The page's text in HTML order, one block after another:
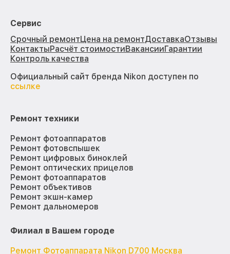
Сервис
Срочный ремонтЦена на ремонтДоставкаОтзывы
КонтактыРасчёт стоимостиВакансииГарантии
Контроль качества
Официальный сайт бренда Nikon доступен по
ссылке
Ремонт техники
Ремонт фотоаппаратов
Ремонт фотовспышек
Ремонт цифровых биноклей
Ремонт оптических прицелов
Ремонт фотоаппаратов
Ремонт объективов
Ремонт экшн-камер
Ремонт дальномеров
Филиал в Вашем городе
Ремонт Фотоаппарата Nikon D700 Москва